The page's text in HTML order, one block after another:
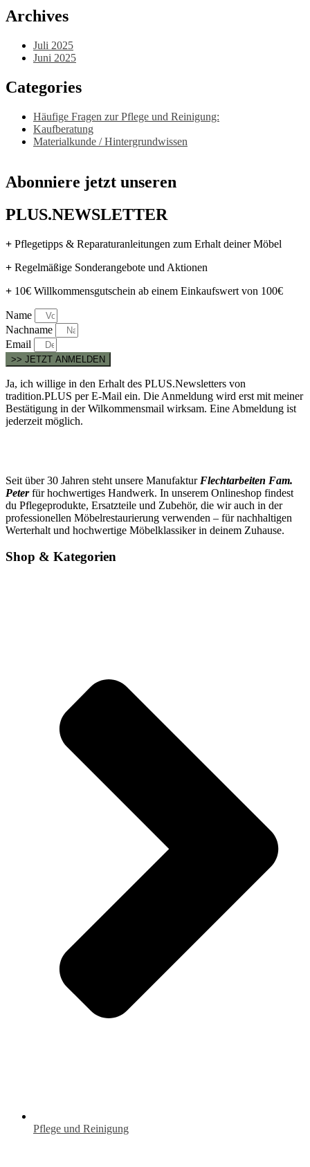
Archives
Juli 2025
Juni 2025
Categories
Häufige Fragen zur Pflege und Reinigung:
Kaufberatung
Materialkunde / Hintergrundwissen
Abonniere jetzt unseren
PLUS.NEWSLETTER
+ Pflegetipps & Reparaturanleitungen zum Erhalt deiner Möbel
+ Regelmäßige Sonderangebote und Aktionen
+ 10€ Willkommensgutschein ab einem Einkaufswert von 100€
Name
Nachname
Email
>> JETZT ANMELDEN
Ja, ich willige in den Erhalt des PLUS.Newsletters von
tradition.PLUS per E-Mail ein. Die Anmeldung wird erst mit meiner
Bestätigung in der Wilkommensmail wirksam. Eine Abmeldung ist
jederzeit möglich.
Seit über 30 Jahren steht unsere Manufaktur Flechtarbeiten Fam.
Peterfür hochwertiges Handwerk. In unserem Onlineshop findest
du Pflegeprodukte, Ersatzteile und Zubehör, die wir auch in der
professionellen Möbelrestaurierung verwenden – für nachhaltigen
Werterhalt und hochwertige Möbelklassiker in deinem Zuhause.
Shop & Kategorien
Pflege und Reinigung